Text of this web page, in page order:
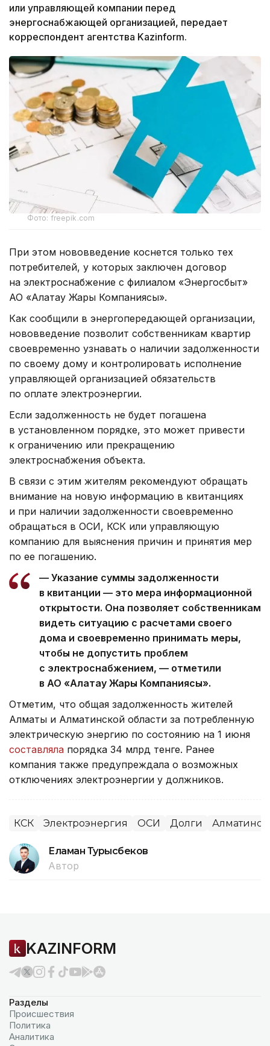
или управляющей компании перед
энергоснабжающей организацией, передает
корреспондент агентства Kazinform.
Фото: freepik.com
При этом нововведение коснется только тех
потребителей, у которых заключен договор
на электроснабжение с филиалом «Энергосбыт»
АО «Алатау Жарық Компаниясы».
Как сообщили в энергопередающей организации,
нововведение позволит собственникам квартир
своевременно узнавать о наличии задолженности
по своему дому и контролировать исполнение
управляющей организацией обязательств
по оплате электроэнергии.
Если задолженность не будет погашена
в установленном порядке, это может привести
к ограничению или прекращению
электроснабжения объекта.
В связи с этим жителям рекомендуют обращать
внимание на новую информацию в квитанциях
и при наличии задолженности своевременно
обращаться в ОСИ, КСК или управляющую
компанию для выяснения причин и принятия мер
по ее погашению.
— Указание суммы задолженности
в квитанции — это мера информационной
открытости. Она позволяет собственникам
видеть ситуацию с расчетами своего
дома и своевременно принимать меры,
чтобы не допустить проблем
с электроснабжением, — отметили
в АО «Алатау Жарық Компаниясы».
Отметим, что общая задолженность жителей
Алматы и Алматинской области за потребленную
электрическую энергию по состоянию на 1 июня
составляла порядка 34 млрд тенге. Ранее
компания также предупреждала о возможных
отключениях электроэнергии у должников.
КСК Электроэнергия ОСИ Долги
Еламан Турысбеков
Автор
KAZINFORM
Разделы
Происшествия
Политика
Аналитика